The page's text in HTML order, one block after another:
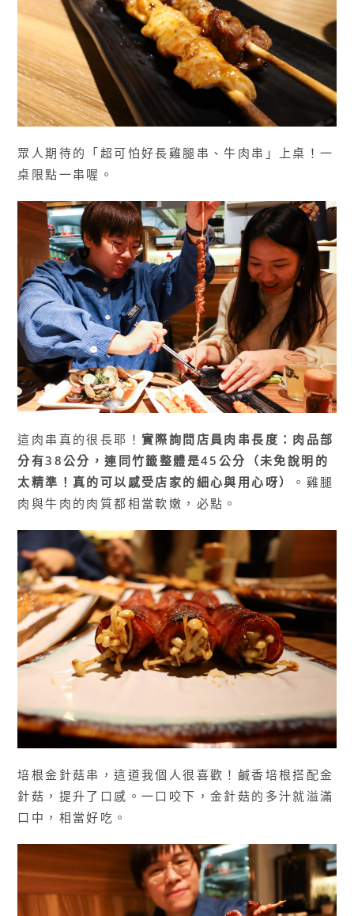
眾人期待的「超可怕好長雞腿串、牛肉串」上桌！一
桌限點一串喔。
這肉串真的很長耶！實際詢問店員肉串長度：肉品部
分有38公分，連同竹籤整體是45公分（未免說明的
太精準！真的可以感受店家的細心與用心呀）
。雞腿
肉與牛肉的肉質都相當軟嫩，必點。
培根金針菇串，這道我個人很喜歡！鹹香培根搭配金
針菇，提升了口感。一口咬下，金針菇的多汁就溢滿
口中，相當好吃。